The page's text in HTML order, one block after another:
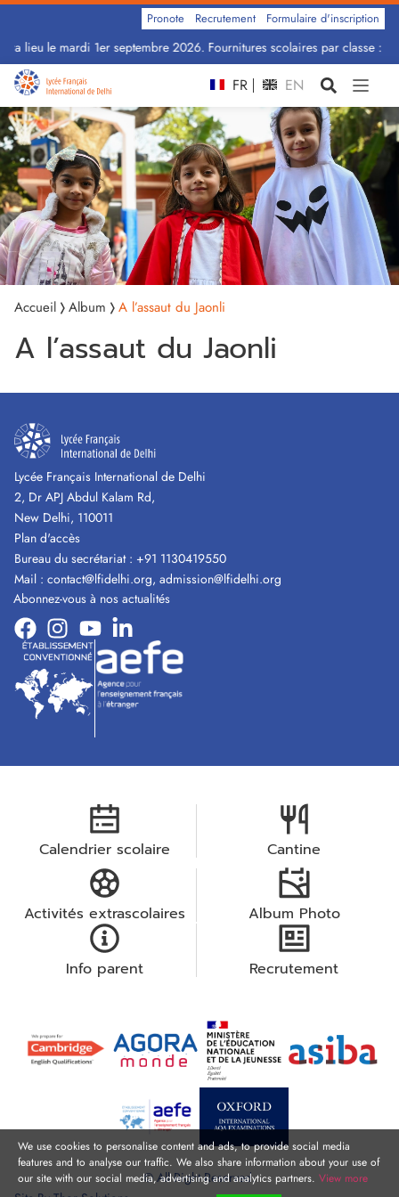
lieu le mardi 1er septembre 2026. Fournitures scolaires par classe :
Pronote Recrutement Formulaire d'inscription
FR EN
Accueil Album A l’assaut du Jaonli
A l’assaut du Jaonli
Lycée Français International de Delhi
2, Dr APJ Abdul Kalam Rd,
New Delhi, 110011
Plan d'accès
Bureau du secrétariat : +91 1130419550
Mail : contact@lfidelhi.org, admission@lfidelhi.org
Abonnez-vous à nos actualités
Calendrier scolaire Cantine
Activités extrascolaires Album Photo
Info parent Recrutement
© All Right Reserved.
We use cookies to personalise content and ads, to provide social media
features and to analyse our traffic. We also share information about your use of
our site with our social media, advertising and analytics partners. View more